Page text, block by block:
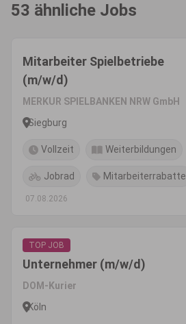
53 ähnliche Jobs
Mitarbeiter Spielbetriebe
(m/w/d)
MERKUR SPIELBANKEN NRW GmbH
Siegburg
Vollzeit Weiterbildungen
Jobrad Mitarbeiterrabatte
07.08.2026
TOP JOB
Unternehmer (m/w/d)
DOM-Kurier
Köln